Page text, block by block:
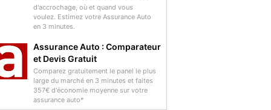
d'accrochage, où et quand vous
voulez. Estimez votre Assurance Auto
en 3 minutes.
Assurance Auto : Comparateur
et Devis Gratuit
Comparez gratuitement le panel le plus
large du marché en 3 minutes et faites
357€ d'économie moyenne sur votre
assurance auto*